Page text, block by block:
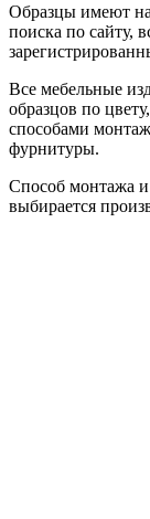
Образцы имеют
поиска по сайту,
Все мебельные
образцов по
способами
фурнитуры.
Способ монтажа
выбирается